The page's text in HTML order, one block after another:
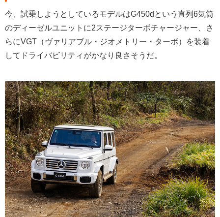
今、試乗しようとしているモデルはG450dという直列6気筒
のディーゼルユニットに2ステージターボチャージャー、さ
らにVGT（ヴァリアブル・ジオメトリー・ターボ）を装着
してドライバビリティがかなり良さそうだ。